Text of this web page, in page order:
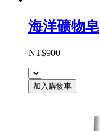
海洋礦物皂
NT$900
加入購物車